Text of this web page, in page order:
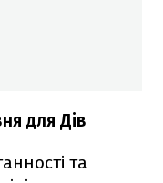
для Дів
та